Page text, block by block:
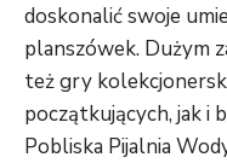
doskonalić swoje
planszówek. Dużym
też gry
początkujących, jak i
Pobliska Pijalnia